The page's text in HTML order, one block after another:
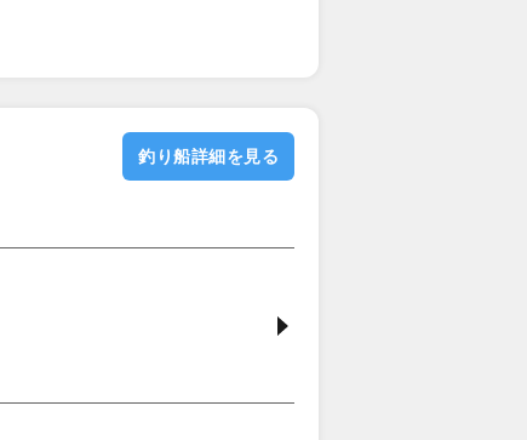
釣り船詳細を見る